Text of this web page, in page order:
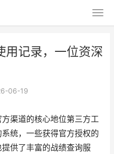
用记录，一位资深
06-19
渠道的核心地位第三方工
统，一些获得官方授权的
供了丰富的战绩查询服